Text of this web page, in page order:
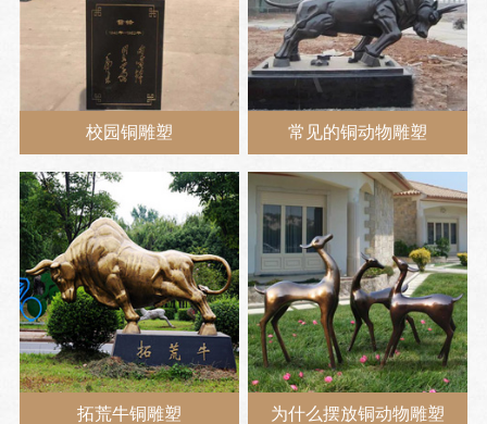
校园铜雕塑 常见的铜动物雕塑
拓荒牛铜雕塑 为什么摆放铜动物雕塑